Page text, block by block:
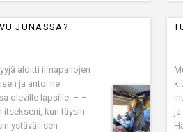
missä pidämme
JUNASSA?
aloitti ilmapallojen
ja antoi ne
oleville lapsille. – –
itsekseni, kun täysin
ystävällisen
ja